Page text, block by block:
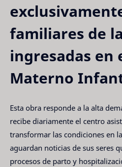
familiares de
ingresadas en
Materno
Esta obra responde a la alta
recibe diariamente el centro
transformar las condiciones en
aguardan noticias de sus seres
procesos de parto y